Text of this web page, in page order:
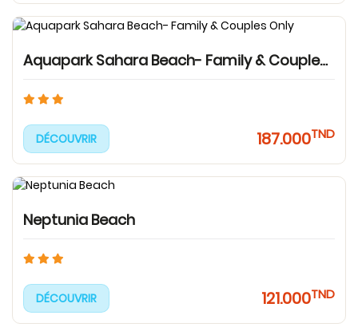
Aquapark Sahara Beach- Family & Couples Only
DÉCOUVRIR 187.000TND
Neptunia Beach
DÉCOUVRIR 121.000TND